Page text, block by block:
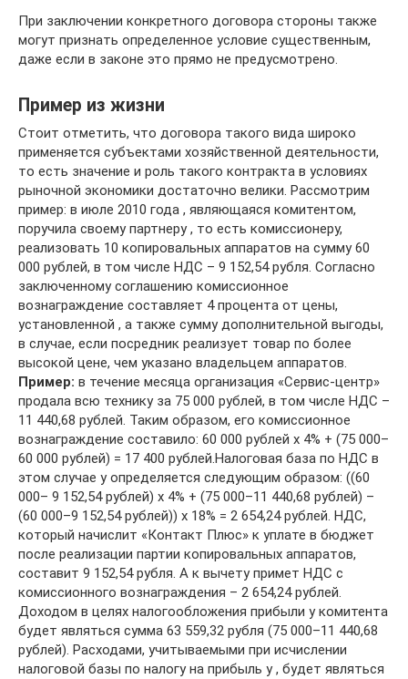
При заключении конкретного договора стороны также
могут признать определенное условие существенным,
даже если в законе это прямо не предусмотрено.
Пример из жизни
Стоит отметить, что договора такого вида широко
применяется субъектами хозяйственной деятельности,
то есть значение и роль такого контракта в условиях
рыночной экономики достаточно велики. Рассмотрим
пример: в июле 2010 года , являющаяся комитентом,
поручила своему партнеру , то есть комиссионеру,
реализовать 10 копировальных аппаратов на сумму 60
000 рублей, в том числе НДС – 9 152,54 рубля. Согласно
заключенному соглашению комиссионное
вознаграждение составляет 4 процента от цены,
установленной , а также сумму дополнительной выгоды,
в случае, если посредник реализует товар по более
высокой цене, чем указано владельцем аппаратов.
Пример: в течение месяца организация «Сервис-центр»
продала всю технику за 75 000 рублей, в том числе НДС –
11 440,68 рублей. Таким образом, его комиссионное
вознаграждение составило: 60 000 рублей х 4% + (75 000–
60 000 рублей) = 17 400 рублей.Налоговая база по НДС в
этом случае у определяется следующим образом: ((60
000– 9 152,54 рублей) x 4% + (75 000–11 440,68 рублей) –
(60 000–9 152,54 рублей)) x 18% = 2 654,24 рублей. НДС,
который начислит «Контакт Плюс» к уплате в бюджет
после реализации партии копировальных аппаратов,
составит 9 152,54 рубля. А к вычету примет НДС с
комиссионного вознаграждения – 2 654,24 рублей.
Доходом в целях налогообложения прибыли у комитента
будет являться сумма 63 559,32 рубля (75 000–11 440,68
рублей). Расходами, учитываемыми при исчислении
налоговой базы по налогу на прибыль у , будет являться